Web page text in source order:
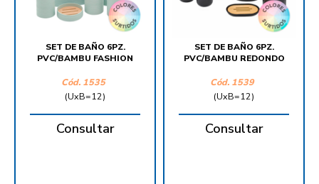
SET DE BAÑO 6PZ.
PVC/BAMBU FASHION
Cód. 1535
(UxB=12)
Consultar
SET DE BAÑO 6PZ.
PVC/BAMBU REDONDO
Cód. 1539
(UxB=12)
Consultar